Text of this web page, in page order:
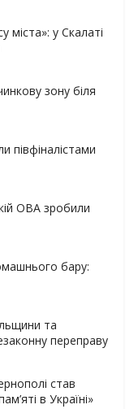
міста»: у Скалаті
зону біля
півфіналістами
ОВА зробили
бару:
та
переправу
став
в Україні»